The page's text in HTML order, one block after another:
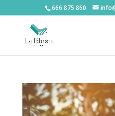
666 875 860